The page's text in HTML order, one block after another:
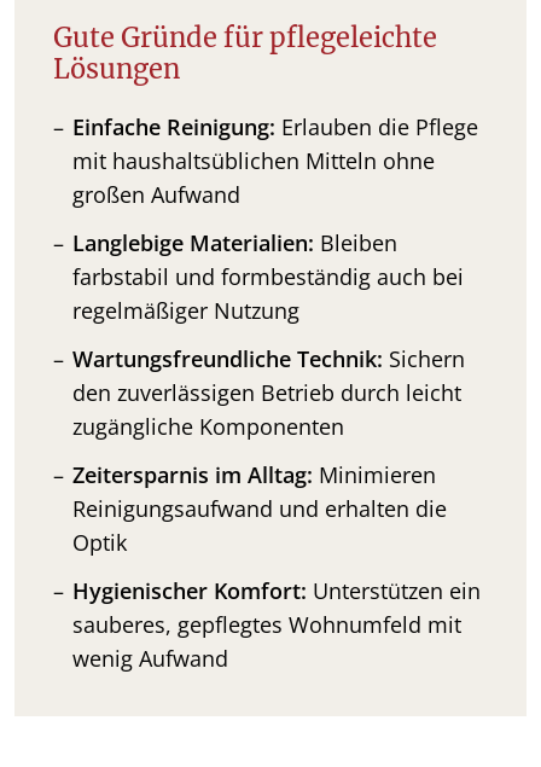
Gute Gründe für pflegeleichte
Lösungen
Einfache Reinigung: Erlauben die Pflege
mit haushaltsüblichen Mitteln ohne
großen Aufwand
Langlebige Materialien: Bleiben
farbstabil und formbeständig auch bei
regelmäßiger Nutzung
Wartungsfreundliche Technik: Sichern
den zuverlässigen Betrieb durch leicht
zugängliche Komponenten
Zeitersparnis im Alltag: Minimieren
Reinigungsaufwand und erhalten die
Optik
Hygienischer Komfort: Unterstützen ein
sauberes, gepflegtes Wohnumfeld mit
wenig Aufwand